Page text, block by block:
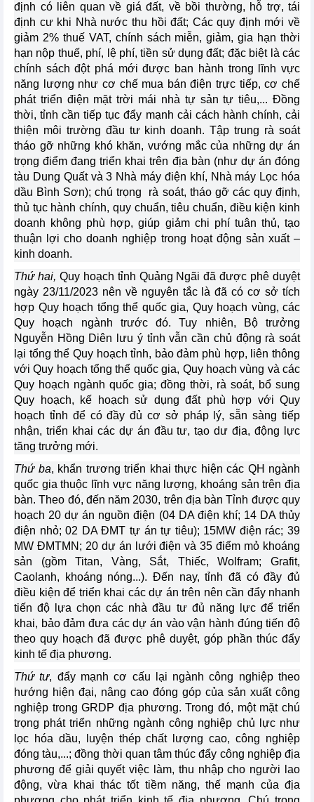
định có liên quan về giá đất, về bồi thường, hỗ trợ, tái
định cư khi Nhà nước thu hồi đất; Các quy định mới về
giảm 2% thuế VAT, chính sách miễn, giảm, gia hạn thời
hạn nộp thuế, phí, lệ phí, tiền sử dụng đất; đặc biệt là các
chính sách đột phá mới được ban hành trong lĩnh vực
năng lượng như cơ chế mua bán điện trực tiếp, cơ chế
phát triển điện mặt trời mái nhà tự sản tự tiêu,... Đồng
thời, tỉnh cần tiếp tục đẩy mạnh cải cách hành chính, cải
thiện môi trường đầu tư kinh doanh. Tập trung rà soát
tháo gỡ những khó khăn, vướng mắc của những dự án
trọng điểm đang triển khai trên địa bàn (như dự án đóng
tàu Dung Quất và 3 Nhà máy điện khí, Nhà máy Lọc hóa
dầu Bình Sơn); chú trọng rà soát, tháo gỡ các quy định,
thủ tục hành chính, quy chuẩn, tiêu chuẩn, điều kiện kinh
doanh không phù hợp, giúp giảm chi phí tuân thủ, tạo
thuận lợi cho doanh nghiệp trong hoạt động sản xuất –
kinh doanh.
Thứ hai, Quy hoạch tỉnh Quảng Ngãi đã được phê duyệt
ngày 23/11/2023 nên về nguyên tắc là đã có cơ sở tích
hợp Quy hoạch tổng thể quốc gia, Quy hoạch vùng, các
Quy hoạch ngành trước đó. Tuy nhiên, Bộ trưởng
Nguyễn Hồng Diên lưu ý tỉnh vẫn cần chủ động rà soát
lại tổng thể Quy hoạch tỉnh, bảo đảm phù hợp, liên thông
với Quy hoạch tổng thể quốc gia, Quy hoạch vùng và các
Quy hoạch ngành quốc gia; đồng thời, rà soát, bổ sung
Quy hoạch, kế hoạch sử dụng đất phù hợp với Quy
hoạch tỉnh để có đầy đủ cơ sở pháp lý, sẵn sàng tiếp
nhận, triển khai các dự án đầu tư, tạo dư địa, động lực
tăng trưởng mới.
Thứ ba, khẩn trương triển khai thực hiện các QH ngành
quốc gia thuộc lĩnh vực năng lượng, khoáng sản trên địa
bàn. Theo đó, đến năm 2030, trên địa bàn Tỉnh được quy
hoạch 20 dự án nguồn điện (04 DA điện khí; 14 DA thủy
điện nhỏ; 02 DA ĐMT tự án tự tiêu); 15MW điện rác; 39
MW ĐMTMN; 20 dự án lưới điện và 35 điểm mỏ khoáng
sản (gồm Titan, Vàng, Sắt, Thiếc, Wolfram; Grafit,
Caolanh, khoáng nóng...). Đến nay, tỉnh đã có đầy đủ
điều kiện để triển khai các dự án trên nên cần đẩy nhanh
tiến độ lựa chọn các nhà đầu tư đủ năng lực để triển
khai, bảo đảm đưa các dự án vào vận hành đúng tiến độ
theo quy hoạch đã được phê duyệt, góp phần thúc đẩy
kinh tế địa phương.
Thứ tư, đẩy mạnh cơ cấu lại ngành công nghiệp theo
hướng hiện đại, nâng cao đóng góp của sản xuất công
nghiệp trong GRDP địa phương. Trong đó, một mặt chú
trọng phát triển những ngành công nghiệp chủ lực như
lọc hóa dầu, luyện thép chất lượng cao, công nghiệp
đóng tàu,...; đồng thời quan tâm thúc đẩy công nghiệp địa
phương để giải quyết việc làm, thu nhập cho người lao
động, vừa khai thác tốt tiềm năng, thế mạnh của địa